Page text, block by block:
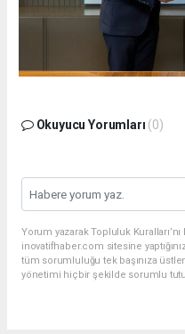
Okuyucu Yorumları (0)
Yorum yazarak Topluluk
inovatifhaber.com sitesine
tüm sorumluluğu tek başınıza
yönetimi hiçbir şekilde sorumlu